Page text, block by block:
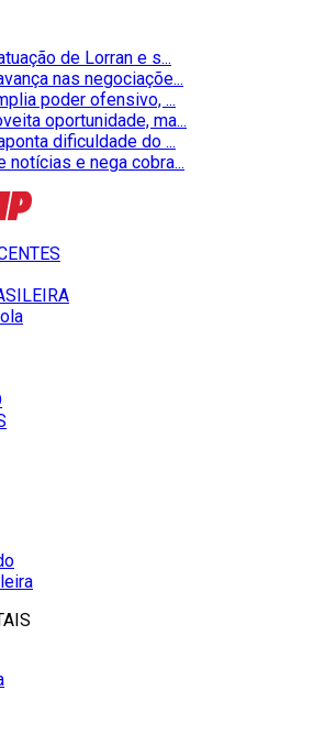
de Lorran e s...
nas negociaçõe...
poder ofensivo, ...
oportunidade, ma...
dificuldade do ...
notícias e nega cobra...